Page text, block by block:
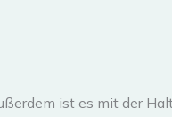
ist es mit der